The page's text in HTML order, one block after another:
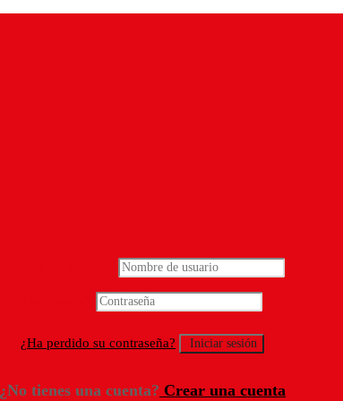
¿Ha perdido su contraseña?
¿No tienes una cuenta? Crear una cuenta